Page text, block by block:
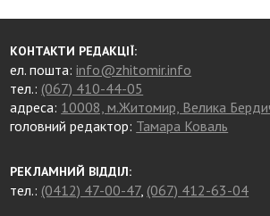
КОНТАКТИ РЕДАКЦІЇ:
ел. пошта:info@zhitomir.info
тел.: (067) 410-44-05
адреса: 10008, м.Житомир, Велика
головний редактор: Тамара Коваль
РЕКЛАМНИЙ ВІДДІЛ:
тел.: (0412) 47-00-47, (067) 412-63-04